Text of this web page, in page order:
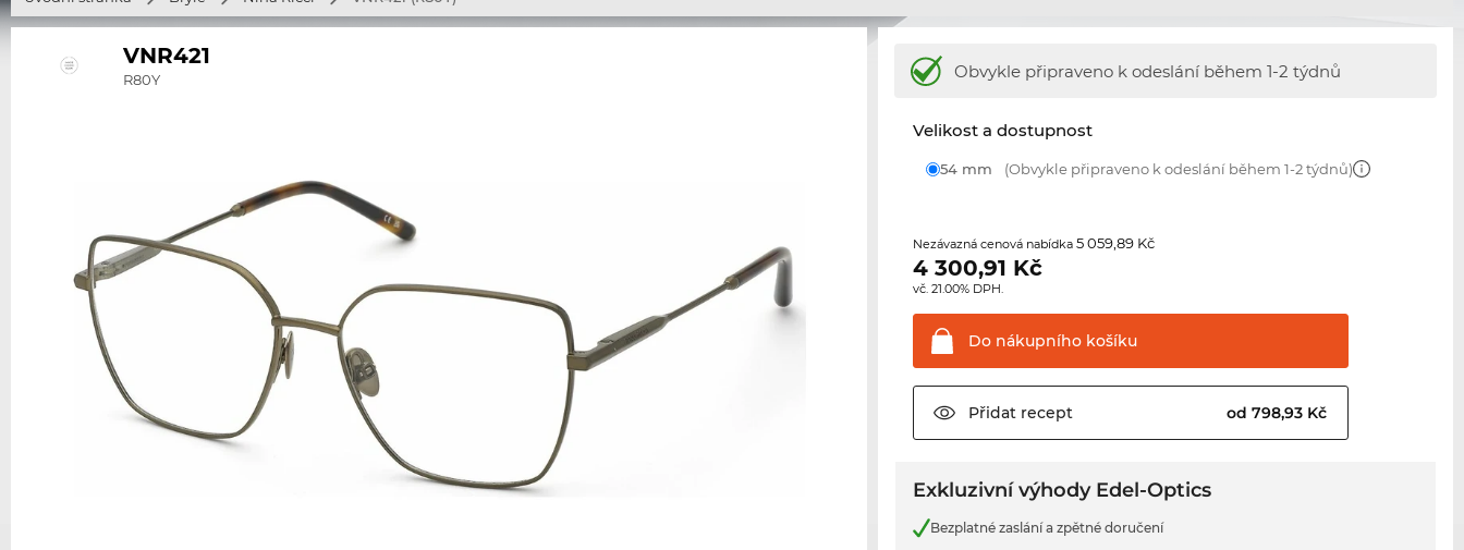
VNR421
R80Y Obvykle připraveno k odeslání během 1-2 týdnů
Velikost a dostupnost
54 mm (Obvykle připraveno k odeslání během 1-2 týdnů)
Nezávazná cenová nabídka5 059,89 Kč
4 300,91 Kč
vč. 21.00% DPH.
Do nákupního košíku
Přidat recept od 798,93 Kč
Exkluzivní výhody Edel-Optics
Bezplatné zaslání a zpětné doručení